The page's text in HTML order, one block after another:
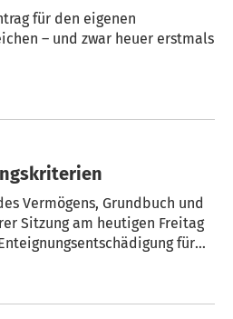
für den eigenen
– und zwar heuer erstmals
Vermögens, Grundbuch und
Sitzung am heutigen Freitag
für
eingeführt wurden.